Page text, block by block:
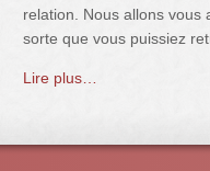
relation. Nous allons vous
sorte que vous puissiez
Lire plus…